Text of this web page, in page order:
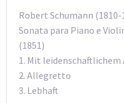
Robert Schumann (1810-
Sonata para Piano e
(1851)
1. Mit leidenschaftlichem
2. Allegretto
3. Lebhaft